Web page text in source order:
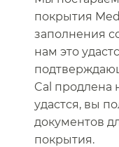
покрытия
заполнения
нам это
Cal продлена
удастся, вы
документов
покрытия.​​